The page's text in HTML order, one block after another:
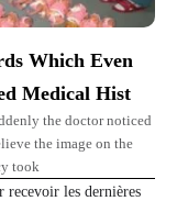
Which Even
Medical Hist
the doctor noticed
the image on the
took
recevoir les dernières